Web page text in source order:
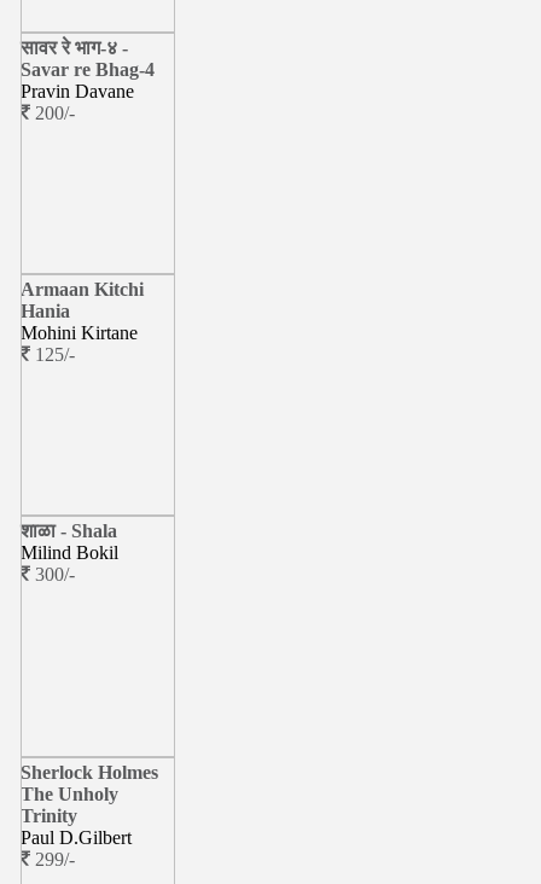
सावर रे भाग-४ -
Savar re Bhag-4
Pravin Davane
200/-
Armaan Kitchi
Hania
Mohini Kirtane
125/-
शाळा - Shala
Milind Bokil
300/-
Sherlock Holmes
The Unholy
Trinity
Paul D.Gilbert
299/-